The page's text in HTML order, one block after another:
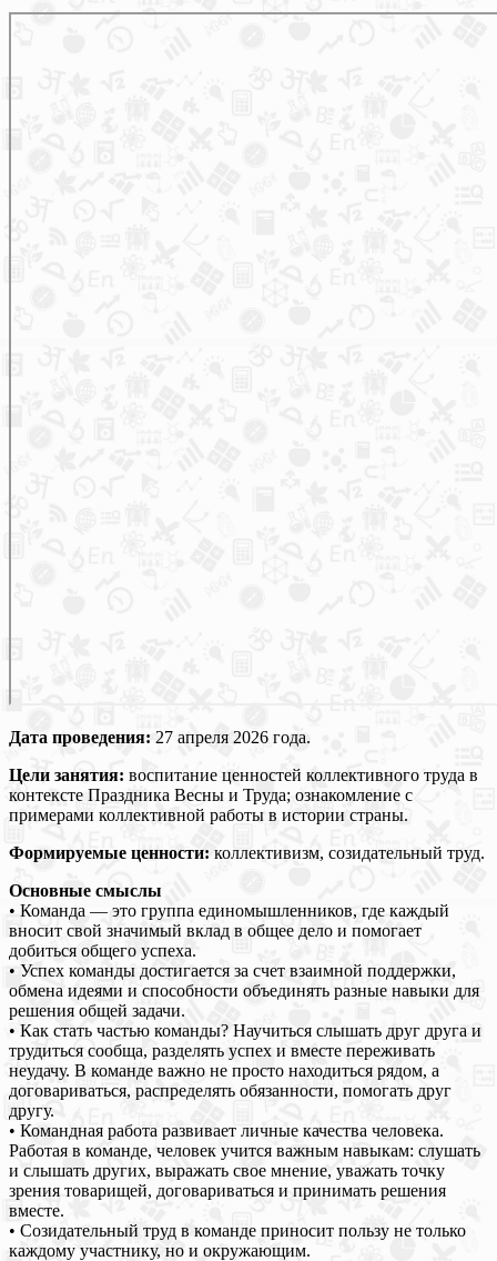
Дата проведения: 27 апреля 2026 года.
Цели занятия: воспитание ценностей коллективного труда в
контексте Праздника Весны и Труда; ознакомление с
примерами коллективной работы в истории страны.
Формируемые ценности: коллективизм, созидательный труд.
Основные смыслы
• Команда — это группа единомышленников, где каждый
вносит свой значимый вклад в общее дело и помогает
добиться общего успеха.
• Успех команды достигается за счет взаимной поддержки,
обмена идеями и способности объединять разные навыки для
решения общей задачи.
• Как стать частью команды? Научиться слышать друг друга и
трудиться сообща, разделять успех и вместе переживать
неудачу. В команде важно не просто находиться рядом, а
договариваться, распределять обязанности, помогать друг
другу.
• Командная работа развивает личные качества человека.
Работая в команде, человек учится важным навыкам: слушать
и слышать других, выражать свое мнение, уважать точку
зрения товарищей, договариваться и принимать решения
вместе.
• Созидательный труд в команде приносит пользу не только
каждому участнику, но и окружающим.